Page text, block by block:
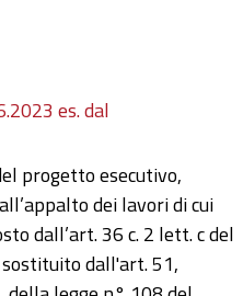
es. dal
progetto esecutivo,
dei lavori di cui
dall’art. 36 c. 2 lett. c del
sostituito dall'art. 51,